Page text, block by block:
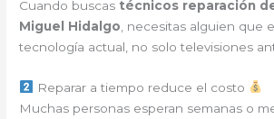
Cuando buscas técnicos reparación
Miguel Hidalgo , necesitas alguien que
tecnología actual, no solo televisiones
Reparar a tiempo reduce el costo
Muchas personas esperan semanas o